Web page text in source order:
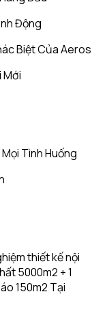
Động
Biệt Của Aeros
Mới
Tình Huống
thiết kế nội
5000m2 + 1
150m2 Tại